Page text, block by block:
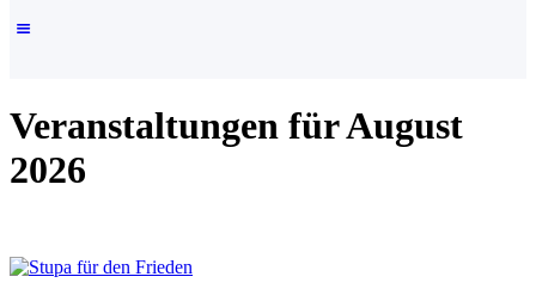
Veranstaltungen für August
2026